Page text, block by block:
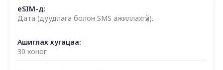
eSIM-д:
Дата (дуудлага болон SMS ажиллахгүй).
Ашиглах хугацаа:
30 хоног